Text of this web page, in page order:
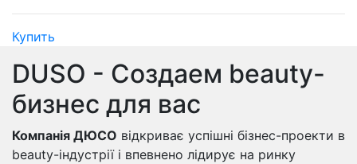
Купить
DUSO - Создаем beauty-
бизнес для вас
Компанія ДЮСО відкриває успішні бізнес-проекти в
beauty-індустрії і впевнено лідирує на ринку